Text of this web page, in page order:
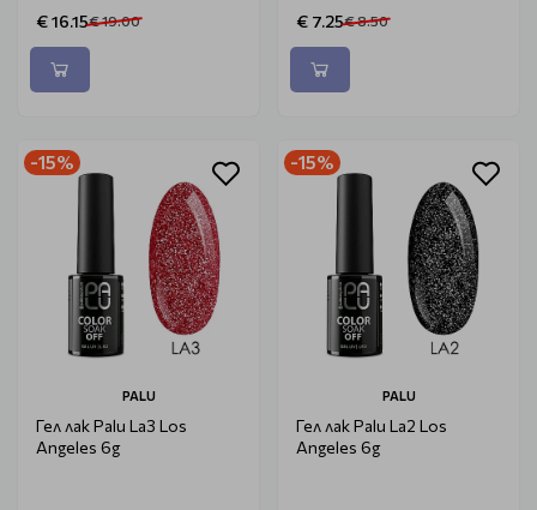
€ 16.15€ 19.00 € 7.25€ 8.50
-15%
PALU
Гел лак Palu La3 Los
Angeles 6g
-15%
PALU
Гел лак Palu La2 Los
Angeles 6g